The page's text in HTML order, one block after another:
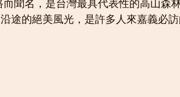
途的絕美風光，是許多人來嘉義必